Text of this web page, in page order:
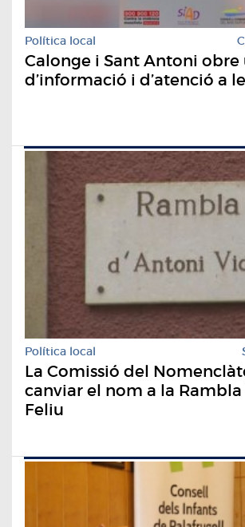
Política local
Calonge i Sant Antoni
d’informació i d’atenció a
Política local
La Comissió del
canviar el nom a la
Feliu